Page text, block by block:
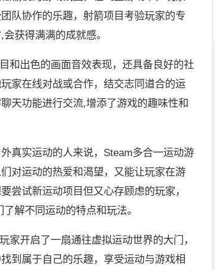
队协作的乐趣，射箭项目考验玩家的专
获得满满的成就感。
和出色的画面音效表现，还具备良好的社
家在线对战或合作，结交志同道合的运
天功能进行交流,增添了游戏的趣味性和
真实运动的人来说，Steam多合一运动游
对运动的热爱和渴望，又能让玩家在游
尝试新运动项目但又心存顾虑的玩家，
解不同运动的特点和玩法。
家开启了一扇通往虚拟运动世界的大门，
到属于自己的乐趣，享受运动与游戏相